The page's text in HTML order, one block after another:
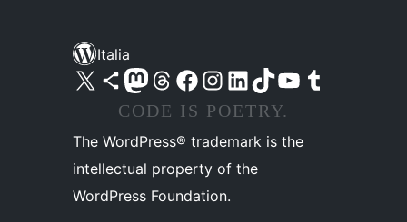
Italia
Visita il nostro account X (ex Twitter)
Visita il nostro account Bluesky
Visita il nostro account Mastodon
Visita il nostro account Threads
Visita la nostra pagina Facebook
Visita il nostro account Instagram
Visita il nostro account LinkedIn
Visita il nostro account TikTok
Visita il nostro canale YouTube
Visita il nostro account Tumblr
CODE IS POETRY.
The WordPress® trademark is the
intellectual property of the
WordPress Foundation.